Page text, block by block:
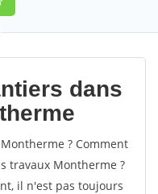
dans
? Comment
travaux Montherme ?
il n'est pas toujours